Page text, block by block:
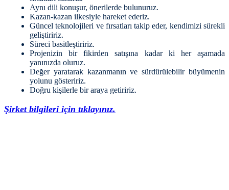
Aynı dili konuşur, önerilerde bulunuruz.
Kazan-kazan ilkesiyle hareket ederiz.
Güncel teknolojileri ve fırsatları takip eder, kendimizi sürekli
geliştiririz.
Süreci basitleştiririz.
Projenizin bir fikirden satışına kadar ki her aşamada
yanınızda oluruz.
Değer yaratarak kazanmanın ve sürdürülebilir büyümenin
yolunu gösteririz.
Doğru kişilerle bir araya getiririz.
Şirket bilgileri için tıklayınız.